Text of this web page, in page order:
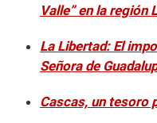
Valle” en la región
La Libertad: El
Señora de
Cascas, un tesoro